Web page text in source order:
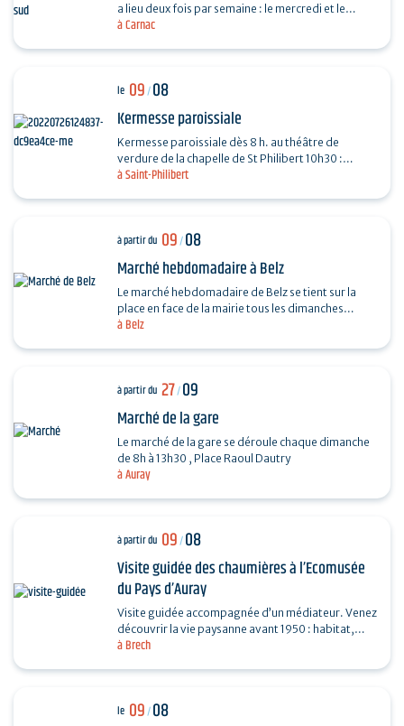
à Carnac
a lieu deux fois par semaine : le mercredi et le
dimanche, de 7h30 à13h, au parking de Saint-
à Saint-Philibert
le 09/08
Kermesse paroissiale
Kermesse paroissiale dès 8 h. au théâtre de
verdure de la chapelle de St Philibert 10h30 :
messe en plein air
à Belz
à partir du 09/08
Marché hebdomadaire à Belz
Le marché hebdomadaire de Belz se tient sur la
place en face de la mairie tous les dimanches
matins, de 9h à 13h. Fromage, poulet, huitres,
à Auray
à partir du 27/09
Marché de la gare
Le marché de la gare se déroule chaque dimanche
de 8h à 13h30 , Place Raoul Dautry
à Brech
à partir du 09/08
Visite guidée des chaumières à l’Ecomusée
du Pays d’Auray
Visite guidée accompagnée d’un médiateur. Venez
découvrir la vie paysanne avant 1950 : habitat,
agriculture, paysage, savoir-faire… et enrichir…
le 09/08